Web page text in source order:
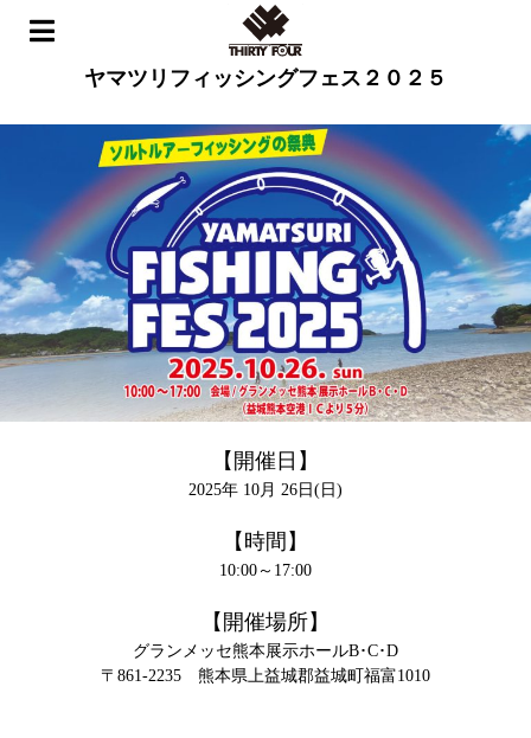
ホーム ヤマツリフィッシングフェス２０２５
ヤマツリフィッシングフェス２０２５
【開催日】
2025年 10月 26日(日)
【時間】
10:00～17:00
【開催場所】
グランメッセ熊本展示ホールB･C･D
〒861-2235 熊本県上益城郡益城町福富1010